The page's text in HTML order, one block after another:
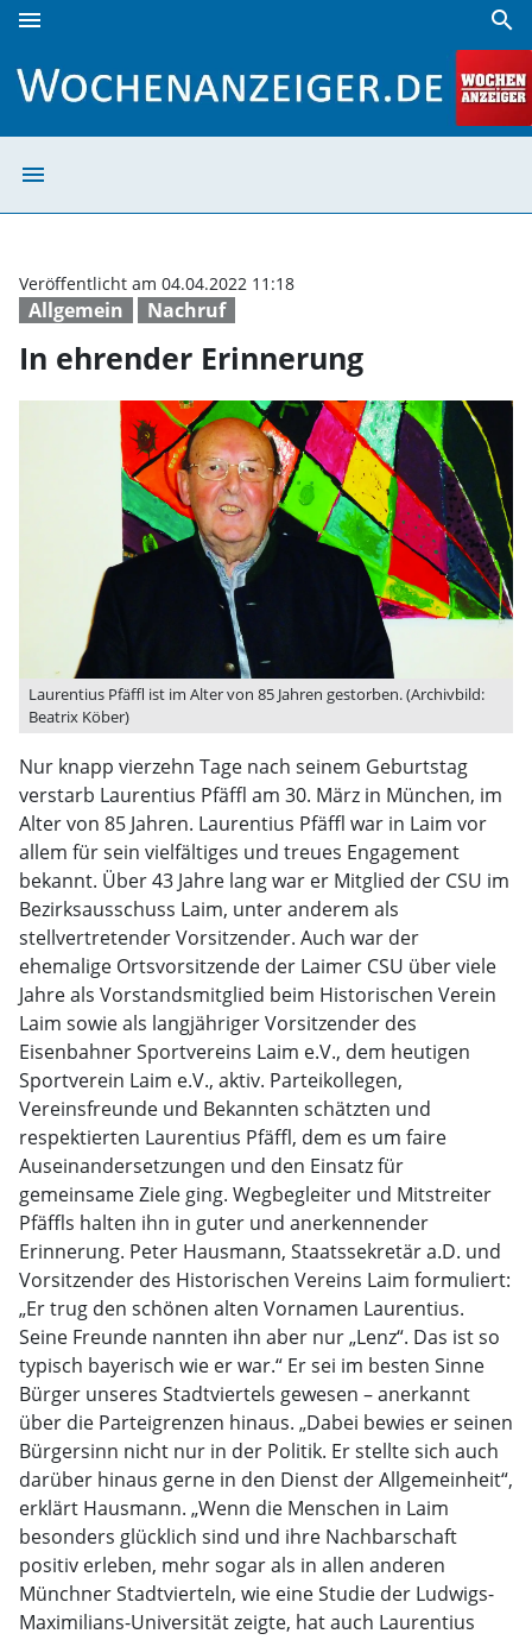
menu search
menu
Allgemein Nachruf
Veröffentlicht am 04.04.2022 11:18
In ehrender Erinnerung
Laurentius Pfäffl ist im Alter von 85 Jahren gestorben. (Archivbild:
Beatrix Köber)
Nur knapp vierzehn Tage nach seinem Geburtstag
verstarb Laurentius Pfäffl am 30. März in München, im
Alter von 85 Jahren. Laurentius Pfäffl war in Laim vor
allem für sein vielfältiges und treues Engagement
bekannt. Über 43 Jahre lang war er Mitglied der CSU im
Bezirksausschuss Laim, unter anderem als
stellvertretender Vorsitzender. Auch war der
ehemalige Ortsvorsitzende der Laimer CSU über viele
Jahre als Vorstandsmitglied beim Historischen Verein
Laim sowie als langjähriger Vorsitzender des
Eisenbahner Sportvereins Laim e.V., dem heutigen
Sportverein Laim e.V., aktiv. Parteikollegen,
Vereinsfreunde und Bekannten schätzten und
respektierten Laurentius Pfäffl, dem es um faire
Auseinandersetzungen und den Einsatz für
gemeinsame Ziele ging. Wegbegleiter und Mitstreiter
Pfäffls halten ihn in guter und anerkennender
Erinnerung. Peter Hausmann, Staatssekretär a.D. und
Vorsitzender des Historischen Vereins Laim formuliert:
„Er trug den schönen alten Vornamen Laurentius.
Seine Freunde nannten ihn aber nur „Lenz“. Das ist so
typisch bayerisch wie er war.“ Er sei im besten Sinne
Bürger unseres Stadtviertels gewesen – anerkannt
über die Parteigrenzen hinaus. „Dabei bewies er seinen
Bürgersinn nicht nur in der Politik. Er stellte sich auch
darüber hinaus gerne in den Dienst der Allgemeinheit“,
erklärt Hausmann. „Wenn die Menschen in Laim
besonders glücklich sind und ihre Nachbarschaft
positiv erleben, mehr sogar als in allen anderen
Münchner Stadtvierteln, wie eine Studie der Ludwigs-
Maximilians-Universität zeigte, hat auch Laurentius